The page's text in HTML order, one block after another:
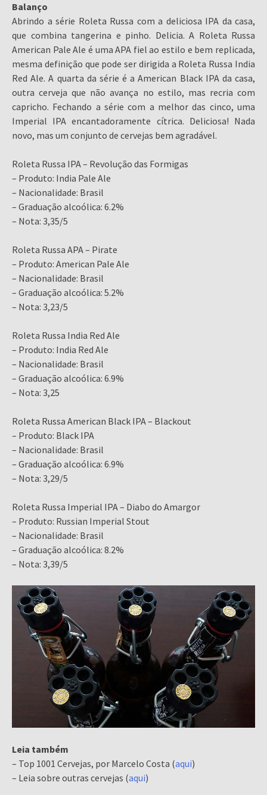
Balanço
Abrindo a série Roleta Russa com a deliciosa IPA da casa,
que combina tangerina e pinho. Delicia. A Roleta Russa
American Pale Ale é uma APA fiel ao estilo e bem replicada,
mesma definição que pode ser dirigida a Roleta Russa India
Red Ale. A quarta da série é a American Black IPA da casa,
outra cerveja que não avança no estilo, mas recria com
capricho. Fechando a série com a melhor das cinco, uma
Imperial IPA encantadoramente cítrica. Deliciosa! Nada
novo, mas um conjunto de cervejas bem agradável.
Roleta Russa IPA – Revolução das Formigas
– Produto: India Pale Ale
– Nacionalidade: Brasil
– Graduação alcoólica: 6.2%
– Nota: 3,35/5
Roleta Russa APA – Pirate
– Produto: American Pale Ale
– Nacionalidade: Brasil
– Graduação alcoólica: 5.2%
– Nota: 3,23/5
Roleta Russa India Red Ale
– Produto: India Red Ale
– Nacionalidade: Brasil
– Graduação alcoólica: 6.9%
– Nota: 3,25
Roleta Russa American Black IPA – Blackout
– Produto: Black IPA
– Nacionalidade: Brasil
– Graduação alcoólica: 6.9%
– Nota: 3,29/5
Roleta Russa Imperial IPA – Diabo do Amargor
– Produto: Russian Imperial Stout
– Nacionalidade: Brasil
– Graduação alcoólica: 8.2%
– Nota: 3,39/5
Leia também
– Top 1001 Cervejas, por Marcelo Costa (aqui)
– Leia sobre outras cervejas (aqui)